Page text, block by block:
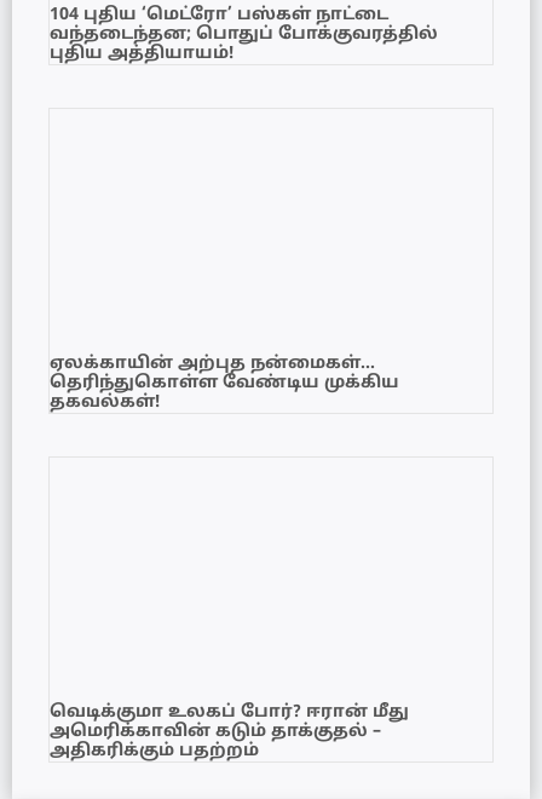
104 புதிய ‘மெட்ரோ’ பஸ்கள் நாட்டை
வந்தடைந்தன; பொதுப் போக்குவரத்தில்
புதிய அத்தியாயம்!
ஏலக்காயின் அற்புத நன்மைகள்…
தெரிந்துகொள்ள வேண்டிய முக்கிய
தகவல்கள்!
வெடிக்குமா உலகப் போர்? ஈரான் மீது
அமெரிக்காவின் கடும் தாக்குதல் –
அதிகரிக்கும் பதற்றம்